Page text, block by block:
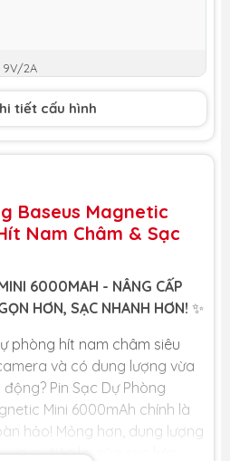
9V/2A
Hồng, Xanh
tiết cấu hình
Baseus Magnetic
Nam Châm & Sạc
6000MAH - NÂNG CẤP
HƠN, SẠC NHANH HƠN! ✨
phòng hít nam châm siêu
và có dung lượng vừa
Pin Sạc Dự Phòng
Mini 6000mAh chính là
hảo! Mỏng hơn, dung lượng
sự tiện lợi của sạc kép